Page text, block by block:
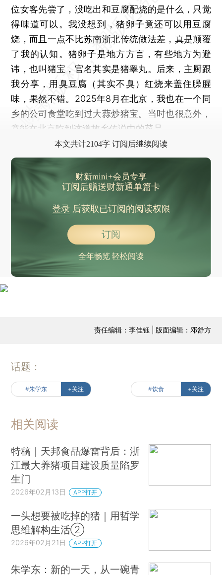
位女客先尝了，没吃出和豆腐配烧的是什么，只觉
得味道可以。我没想到，猪卵子竟还可以用豆腐
烧，而且一点不比苏南浙北传统做法差，真是颠覆
了我的认知。猪卵子是地方方言，有些地方为避
讳，也叫猪宝，官名其实是猪睾丸。后来，主厨跟
我分享，用臭豆腐（其实不臭）红烧来盖住臊腥
味，果然不错。2025年8月在北京，我也在一个同
乡的公司食堂吃到过大蒜炒猪宝。当时也很意外，
竟能在北京吃到这道故乡传说中的菜品。
本文共计2104字 订阅后继续阅读
财新mini+会员专享
订阅后赠送财新通单篇卡
登录后获取已订阅的阅读权限
订阅
全年畅览 轻松阅读
责任编辑：李佳钰 | 版面编辑：邓舒方
话题：
#朱学东 +关注 #饮食 +关注
相关阅读
特稿｜天邦食品爆雷背后：浙
江最大养猪项目建设质量陷罗
生门
2026年02月13日 APP打开
一头想要被吃掉的猪｜用哲学
思维解构生活②
2026年02月21日 APP打开
朱学东：新的一天，从一碗青